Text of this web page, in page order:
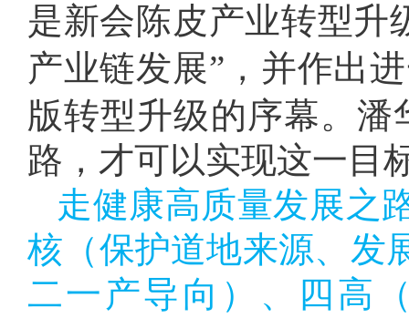
是新会陈皮产业转型升
产业链发展”，并作出
版转型升级的序幕。
路，才可以实现这一目
走健康高质量发展之
核（保护道地来源、发
二一产导向）、四高